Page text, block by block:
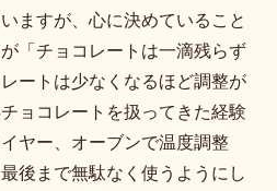
ますが、心に決めていること
「チョコレートは一滴残らず
ートは少なくなるほど調整が
ョコレートを扱ってきた経験
ヤー、オーブンで温度調整
後まで無駄なく使うようにし